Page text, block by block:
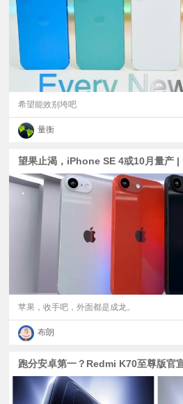
希望能效别垮吧
量衡
苹果，收手吧，外面都是成龙。
布朗